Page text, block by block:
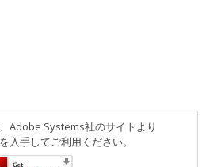
Adobe Systems社のサイトより
入手してご利用ください。